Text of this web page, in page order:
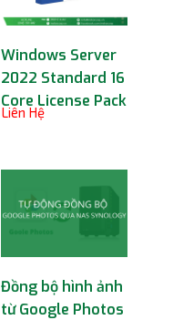
Windows Server
2022 Standard 16
Core License Pack
Liên Hệ
Đồng bộ hình ảnh
từ Google Photos